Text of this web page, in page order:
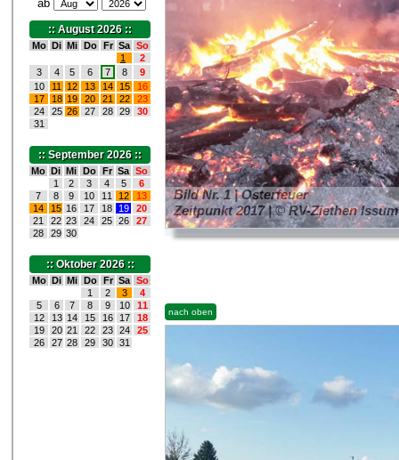
ab
:: August 2026 ::
Mo Di Mi Do Fr Sa So
1
2
3
4 5 6 7 8
9
10
11 12 13 14 15
16
17
18 19 20 21 22
23
24
25 26 27 28 29
30
31
:: September 2026 ::
Mo Di Mi Do Fr Sa So
1
2 3 4 5
6
7
8 9 10 11 12
13
14
15 16 17 18 19
20
21
22 23 24 25 26
27
28
29 30
:: Oktober 2026 ::
Mo Di Mi Do Fr Sa So
1
2 3
4
5
6 7 8 9 10
11
12
13 14 15 16 17
18
19
20 21 22 23 24
25
26
27 28 29 30 31
Bild Nr. 1 | Osterfeuer
Zeitpunkt 2017 | © RV-Ziethen Issum
nach oben